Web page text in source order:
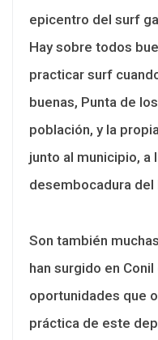
epicentro del surf
Hay sobre todos
practicar surf
buenas, Punta de
población, y la
junto al municipio, a
desembocadura del
Son también
han surgido en
oportunidades que
práctica de este